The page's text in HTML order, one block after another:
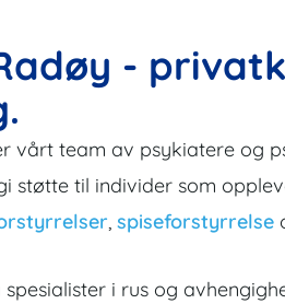
-
vårt team av psykiatere og
støtte til individer som
, spiseforstyrrelse
i rus og